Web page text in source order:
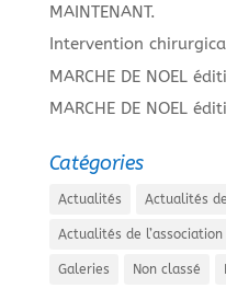
MAINTENANT.
Intervention
MARCHE DE NOEL
MARCHE DE NOEL
Catégories
Actualités Actualités
Actualités de l’association
Galeries Non classé